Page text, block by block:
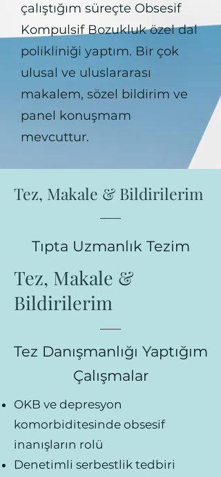
çalıştığım süreçte Obsesif
Kompulsif Bozukluk özel dal
polikliniği yaptım. Bir çok
ulusal ve uluslararası
makalem, sözel bildirim ve
panel konuşmam
mevcuttur.
Tez, Makale & Bildirilerim
Tıpta Uzmanlık Tezim
Tez, Makale &
Bildirilerim
Tez Danışmanlığı Yaptığım
Çalışmalar
OKB ve depresyon
komorbiditesinde obsesif
inanışların rolü
Denetimli serbestlik tedbiri